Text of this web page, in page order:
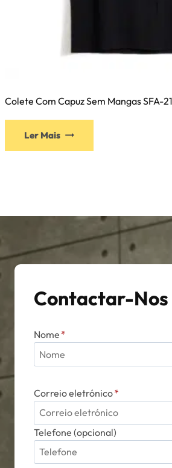
Colete Com Capuz Sem Mangas SFA-
Ler Mais
Contactar-Nos
Nome *
Correio eletrónico*
Telefone (opcional)